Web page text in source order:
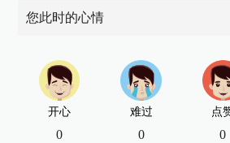
您此时的心情
开心
0
难过
0
点
0